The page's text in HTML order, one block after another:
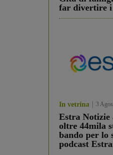
far divertire
In vetrina 3
Estra Notizie
oltre 44mila
bando per lo
podcast